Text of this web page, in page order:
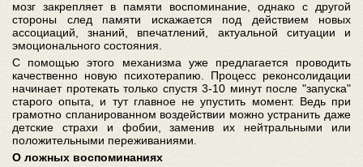
мозг закрепляет в памяти воспоминание, однако с другой
стороны след памяти искажается под действием новых
ассоциаций, знаний, впечатлений, актуальной ситуации и
эмоционального состояния.
С помощью этого механизма уже предлагается проводить
качественно новую психотерапию. Процесс реконсолидации
начинает протекать только спустя 3-10 минут после "запуска"
старого опыта, и тут главное не упустить момент. Ведь при
грамотно спланированном воздействии можно устранить даже
детские страхи и фобии, заменив их нейтральными или
положительными переживаниями.
О ложных воспоминаниях